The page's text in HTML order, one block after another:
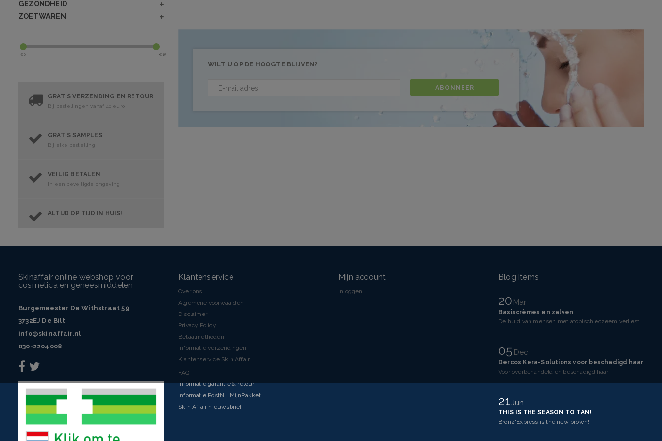
GEZONDHEID
ZOETWAREN
€0 € 15
GRATIS VERZENDING EN RETOUR
Bij bestellingen vanaf 40 euro
GRATIS SAMPLES
Bij elke bestelling
VEILIG BETALEN
In een beveiligde omgeving
ALTIJD OP TIJD IN HUIS!
WILT U OP DE HOOGTE BLIJVEN?
ABONNEER
Skinaffair online webshop voor
cosmetica en geneesmiddelen
Burgemeester De Withstraat 59
3732EJ De Bilt
info@skinaffair.nl
030-2204008
Klantenservice
Over ons
Algemene voorwaarden
Disclaimer
Privacy Policy
Betaalmethoden
Informatie verzendingen
Klantenservice Skin Affair
FAQ
Informatie garantie & retour
Informatie PostNL MijnPakket
Skin Affair nieuwsbrief
Mijn account
Inloggen
Blog items
20Mar
Basiscrèmes en zalven
De huid van mensen met atopisch eczeem verliest makkelijker vocht dan een gezonde huid. Dit komt doo
05Dec
Dercos Kera-Solutions voor beschadigd haar
Voor overbehandeld en beschadigd haar!
21Jun
THIS IS THE SEASON TO TAN!
Bronz'Express is the new brown!